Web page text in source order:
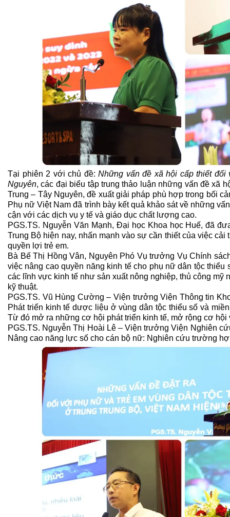
Tại phiên 2 với chủ đề:Những vấn đề xã hội cấp thiết
Nguyên, các đại biểu tập trung thảo luận những vấn đề xã
Trung – Tây Nguyên, đề xuất giải pháp phù hợp trong bối
Phụ nữ Việt Nam đã trình bày kết quả khảo sát về những
cận với các dịch vụ y tế và giáo dục chất lượng cao.
PGS.TS. Nguyễn Văn Mạnh, Đại học Khoa học Huế, đã
Trung Bộ hiện nay, nhấn mạnh vào sự cần thiết của việc
quyền lợi trẻ em.
Bà Bế Thị Hồng Vân, Nguyên Phó Vụ trưởng Vụ Chính
việc nâng cao quyền năng kinh tế cho phụ nữ dân tộc
các lĩnh vực kinh tế như sản xuất nông nghiệp, thủ công
kỹ thuật.
PGS.TS. Vũ Hùng Cường – Viện trưởng Viện Thông tin
Phát triển kinh tế dược liệu ở vùng dân tộc thiểu số và
Từ đó mở ra những cơ hội phát triển kinh tế, mở rộng cơ hội
PGS.TS. Nguyễn Thị Hoài Lê – Viện trưởng Viện Nghiên
Nâng cao năng lực số cho cán bộ nữ: Nghiên cứu trường